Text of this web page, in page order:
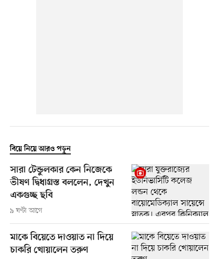
বিয়ে নিয়ে আরও পড়ুন
সারা টেন্ডুলকার কেন নিজেকে
ভীষণ দ্বিধাগ্রস্ত বললেন, দেখুন
একগুচ্ছ ছবি
৯ ঘণ্টা আগে
মাকে বিয়েতে দাওয়াত না দিয়ে
চাকরি খোয়ালেন তরুণ